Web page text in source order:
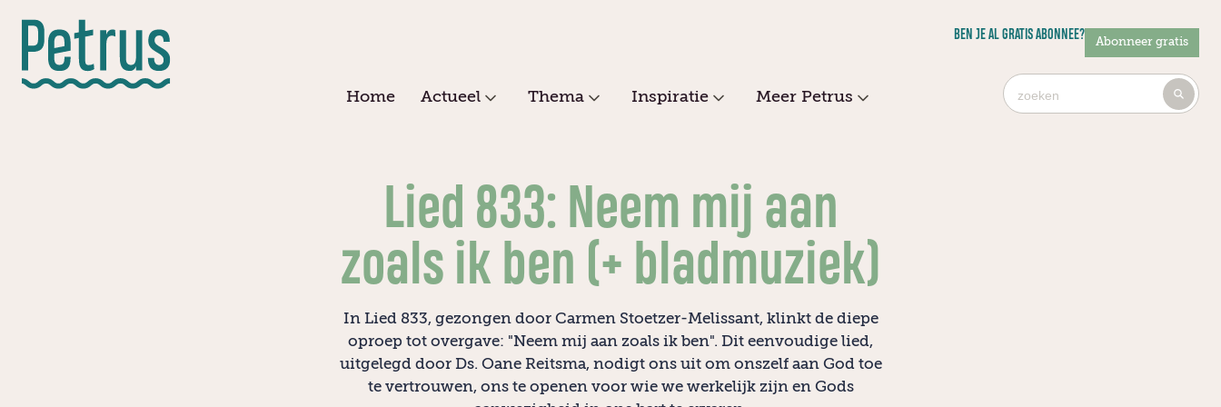
hoofdinhoud
BEN JE AL GRATIS ABONNEE? Abonneer gratis
Home Actueel Thema Inspiratie Meer Petrus
Lied 833: Neem mij aan
zoals ik ben (+ bladmuziek)
In Lied 833, gezongen door Carmen Stoetzer-Melissant, klinkt de diepe
oproep tot overgave: "Neem mij aan zoals ik ben". Dit eenvoudige lied,
uitgelegd door Ds. Oane Reitsma, nodigt ons uit om onszelf aan God toe
te vertrouwen, ons te openen voor wie we werkelijk zijn en Gods